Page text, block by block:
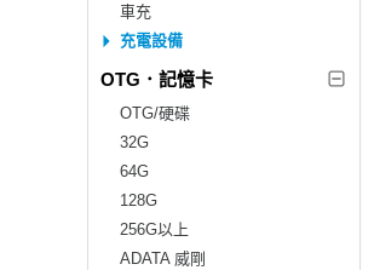
車充
充電設備
OTG．記憶卡
OTG/硬碟
32G
64G
128G
256G以上
ADATA 威剛